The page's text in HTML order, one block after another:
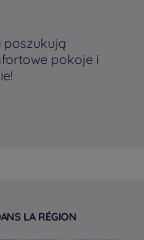
poszukują
pokoje i
LA RÉGION